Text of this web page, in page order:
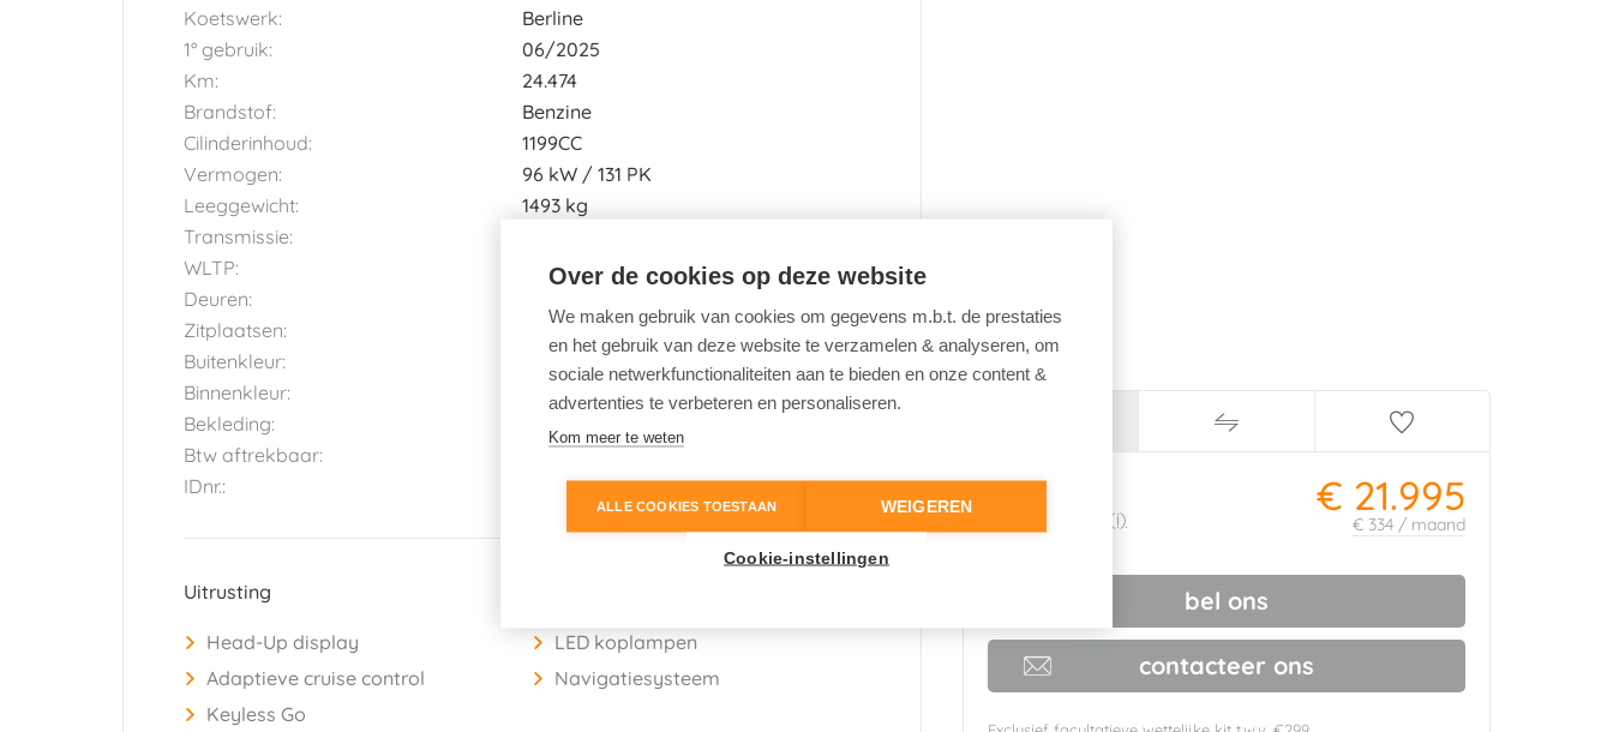
Koetswerk:
Berline
1° gebruik:
06/2025
Km:
24.474
Brandstof:
Benzine
Cilinderinhoud:
1199CC
Vermogen:
96 kW 131 PK
Leeggewicht:
1493 kg
Transmissie:
WLTP:
139g/km
Deuren:
Zitplaatsen:
Buitenkleur:
(Platinum Grey)
Binnenkleur:
Bekleding:
Btw aftrekbaar:
IDnr.:
2653968
Uitrusting
Head-Up display
Adaptieve cruise control
Keyless Go
LED koplampen
Navigatiesysteem
€ 21.995
€ 334 / maand
Nieuwprijs:
(i)
bel ons
contacteer ons
Over de cookies op deze website
We maken gebruik van cookies om gegevens m.b.t. de prestaties
en het gebruik van deze website te verzamelen & analyseren, om
sociale netwerkfunctionaliteiten aan te bieden en onze content &
advertenties te verbeteren en personaliseren.
Kom meer te weten
ALLE COOKIES TOESTAAN WEIGEREN
Cookie-instellingen